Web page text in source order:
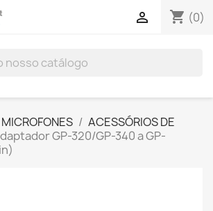
shopping_cart (0)

MICROFONES
ACESSÓRIOS DE
GP-320/GP-340 a GP-